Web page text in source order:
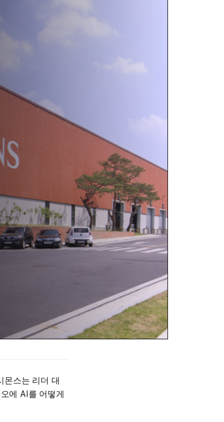
몬스는 리더 대
에 AI를 어떻게